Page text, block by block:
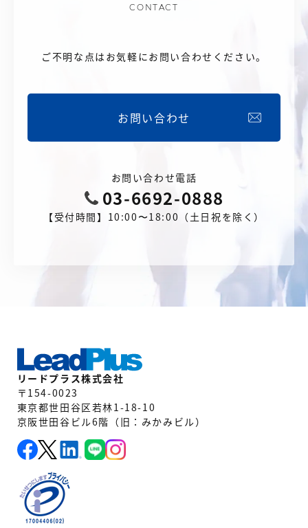
CONTACT
ご不明な点はお気軽にお問い合わせください。
お問い合わせ
お問い合わせ電話
03-6692-0888
【受付時間】10:00〜18:00（土日祝を除く）
リードプラス株式会社
〒154-0023
東京都世田谷区若林1-18-10
京阪世田谷ビル6階（旧：みかみビル）